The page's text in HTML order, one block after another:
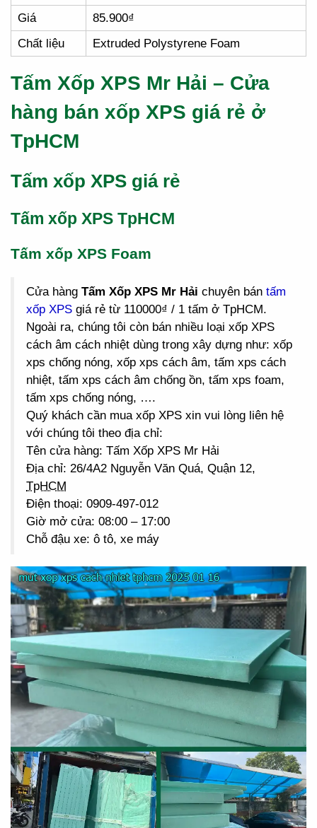
Giá
85.900₫
Chất liệu
Extruded Polystyrene Foam
Tấm Xốp XPS Mr Hải – Cửa
hàng bán xốp XPS giá rẻ ở
TpHCM
Tấm xốp XPS giá rẻ
Tấm xốp XPS TpHCM
Tấm xốp XPS Foam
Cửa hàng Tấm Xốp XPS Mr Hải chuyên bán tấm
xốp XPS giá rẻ từ 110000₫ / 1 tấm ở TpHCM.
Ngoài ra, chúng tôi còn bán nhiều loại xốp XPS
cách âm cách nhiệt dùng trong xây dựng như: xốp
xps chống nóng, xốp xps cách âm, tấm xps cách
nhiệt, tấm xps cách âm chống ồn, tấm xps foam,
tấm xps chống nóng, ….
Quý khách cần mua xốp XPS xin vui lòng liên hệ
với chúng tôi theo địa chỉ:
Tên cửa hàng: Tấm Xốp XPS Mr Hải
Địa chỉ: 26/4A2 Nguyễn Văn Quá, Quận 12,
TpHCM
Điện thoại: 0909-497-012
Giờ mở cửa: 08:00 – 17:00
Chỗ đậu xe: ô tô, xe máy